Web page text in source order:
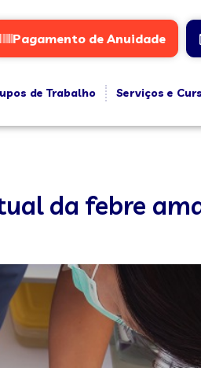
Pagamento de Anuidade
de Trabalho Serviços e
da febre